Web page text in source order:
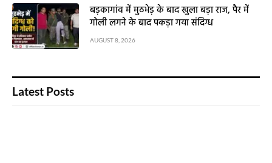
बड़कागांव में मुठभेड़ के बाद खुला बड़ा राज, पैर में
गोली लगने के बाद पकड़ा गया संदिग्ध
AUGUST 8, 2026
Latest Posts